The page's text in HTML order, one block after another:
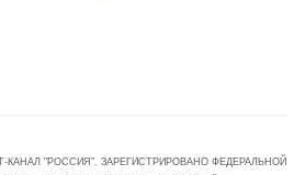
"РОССИЯ". ЗАРЕГИСТРИРОВАНО ФЕДЕРАЛЬНОЙ